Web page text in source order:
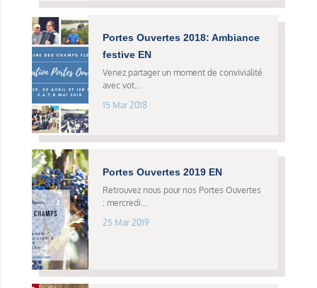
Portes Ouvertes 2018: Ambiance
festive EN
Venez partager un moment de convivialité
avec vot...
15 Mar 2018
Portes Ouvertes 2019 EN
Retrouvez nous pour nos Portes Ouvertes
: mercredi...
25 Mar 2019